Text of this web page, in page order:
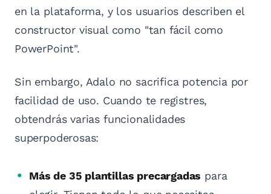
en la plataforma, y los usuarios describen el
constructor visual como "tan fácil como
PowerPoint".
Sin embargo, Adalo no sacrifica potencia por
facilidad de uso. Cuando te registres,
obtendrás varias funcionalidades
superpoderosas:
Más de 35 plantillas precargadas para